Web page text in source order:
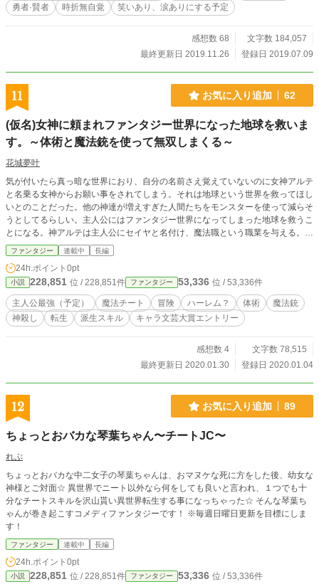
字があれば指摘お願いします! #いいなと思ったらお気に入り
ではないです。(何気なく時たまありますが……。)普通にファ
勇者·賢者 時折無自覚 笑いあり、涙ありにする予定
感想数 68
文字数 184,057
最終更新日 2019.11.26
登録日 2019.07.09
11 お気に入り追加 62
(仮名)女神に頼まれファンタジー世界になった地球を救いま
す。～体術と魔法銃を使って無双しまくる～
花城夢叶
気が付いたら真っ暗な世界におり、自分の名前さえ覚えていないのに女神アルテ
と名乗る女神からお願い事をされてしまう。それは地球という世界を救ってほし
いとのことだった。他の神達が増えすぎた人間たちをモンスターを使って減らそ
うとしてるらしい。主人公にはファンタジー世界になってしまった地球を救うこ
とになる。神アルテは主人公にセイヤと名付け、魔法職という職業を与える。そ
してひとつ特別なスキルを渡してセイヤを地球に送り込む。
ファンタジー 連載中 長編
24h.ポイント 0pt
小説 228,851 位 / 228,851件 ファンタジー 53,336 位 / 53,336件
主人公最強（予定） 魔法チート 冒険 ハーレム？ 体術
魔法銃
神殺し
転生 派生スキル キャラ文芸大賞エントリー
感想数 4
文字数 78,515
最終更新日 2020.01.30
登録日 2020.01.04
12 お気に入り追加 89
ちょっとおバカな琴葉ちゃん〜チートJC〜
れぷ
ちょっとおバカな中二女子の琴葉ちゃんは、おマヌケな死に方をした後、幼女な
神様とご対面☆ 異世界でニート以外なら何をしても良いと言われ、１つでも十
分なチートスキルを沢山貰い異世界転生する事になっちゃった☆ そんな琴葉ち
ゃんが巻き起こすコメディファンタジーです！ ※毎週日曜日更新を目標にしま
す！
ファンタジー 連載中 長編
24h.ポイント 0pt
小説 228,851 位 / 228,851件 ファンタジー 53,336 位 / 53,336件